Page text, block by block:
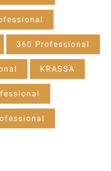
360 Professional
KRASSA